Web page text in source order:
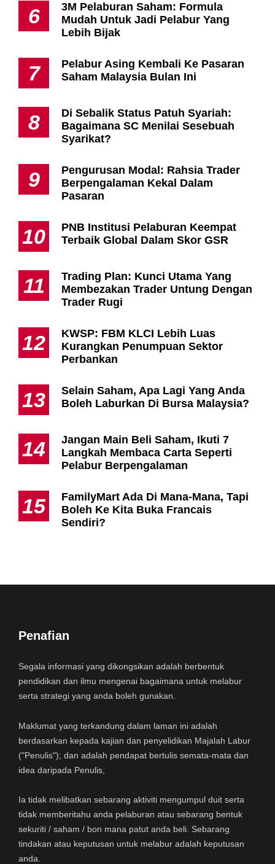
6
3M Pelaburan Saham: Formula
Mudah Untuk Jadi Pelabur Yang
Lebih Bijak
7
Pelabur Asing Kembali Ke Pasaran
Saham Malaysia Bulan Ini
8
Di Sebalik Status Patuh Syariah:
Bagaimana SC Menilai Sesebuah
Syarikat?
9
Pengurusan Modal: Rahsia Trader
Berpengalaman Kekal Dalam
Pasaran
10
PNB Institusi Pelaburan Keempat
Terbaik Global Dalam Skor GSR
11
Trading Plan: Kunci Utama Yang
Membezakan Trader Untung Dengan
Trader Rugi
12
KWSP: FBM KLCI Lebih Luas
Kurangkan Penumpuan Sektor
Perbankan
13
Selain Saham, Apa Lagi Yang Anda
Boleh Laburkan Di Bursa Malaysia?
14
Jangan Main Beli Saham, Ikuti 7
Langkah Membaca Carta Seperti
Pelabur Berpengalaman
15
FamilyMart Ada Di Mana-Mana, Tapi
Boleh Ke Kita Buka Francais
Sendiri?
Penafian
Segala informasi yang dikongsikan adalah berbentuk
pendidikan dan ilmu mengenai bagaimana untuk melabur
serta strategi yang anda boleh gunakan.
Maklumat yang terkandung dalam laman ini adalah
berdasarkan kepada kajian dan penyelidikan Majalah Labur
("Penulis"); dan adalah pendapat bertulis semata-mata dan
idea daripada Penulis,
Ia tidak melibatkan sebarang aktiviti mengumpul duit serta
tidak memberitahu anda pelaburan atau sebarang bentuk
sekuriti / saham / bon mana patut anda beli. Sebarang
tindakan atau keputusan untuk melabur adalah keputusan
anda.